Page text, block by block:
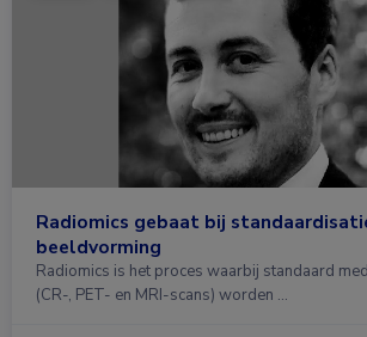
Radiomics gebaat bij
beeldvorming
Radiomics is het proces waarbij standaard
(CR-, PET- en MRI-scans) worden …